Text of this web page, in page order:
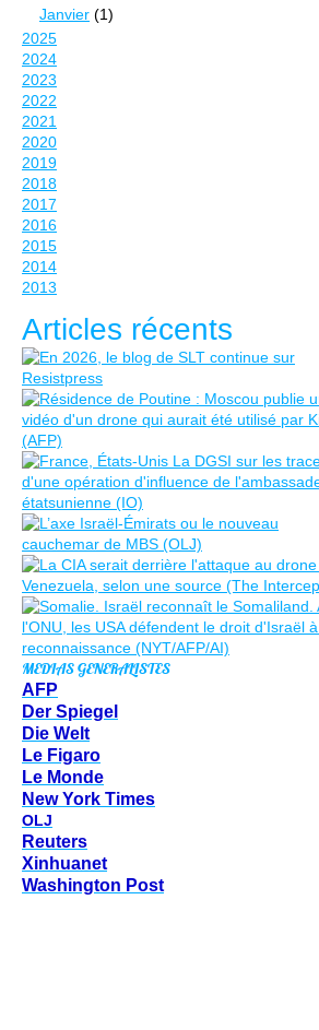
Janvier (1)
2025
2024
2023
2022
2021
2020
2019
2018
2017
2016
2015
2014
2013
Articles récents
MEDIAS GENERALISTES
AFP
Der Spiegel
Die Welt
Le Figaro
Le Monde
New York Times
OLJ
Reuters
Xinhuanet
Washington Post